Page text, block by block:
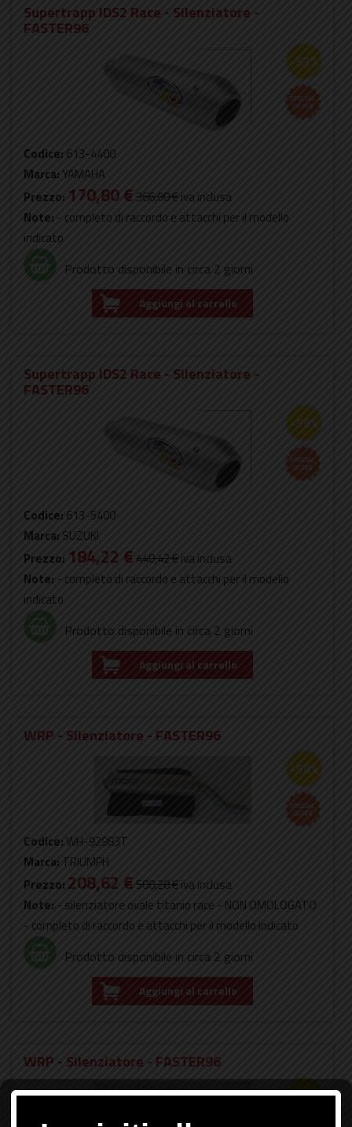
Supertrapp IDS2 Race - Silenziatore -
FASTER96
-53%
Codice: 613-4400
Marca: YAMAHA
Prezzo: 170,80 €366,00 €iva inclusa
Note: - completo di raccordo e attacchi per il modello
indicato
Prodotto disponibile in circa 2 giorni
Aggiungi al carrello
Supertrapp IDS2 Race - Silenziatore -
FASTER96
-58%
Codice: 613-5400
Marca: SUZUKI
Prezzo: 184,22 €440,42 €iva inclusa
Note: - completo di raccordo e attacchi per il modello
indicato
Prodotto disponibile in circa 2 giorni
Aggiungi al carrello
WRP - Silenziatore - FASTER96
-58%
Codice:WH-92983T
Marca: TRIUMPH
Prezzo: 208,62 €500,20 € iva inclusa
Note: - silenziatore ovale titanio race - NON OMOLOGATO
- completo di raccordo e attacchi per il modello indicato
Prodotto disponibile in circa 2 giorni
Aggiungi al carrello
WRP - Silenziatore - FASTER96
-58%